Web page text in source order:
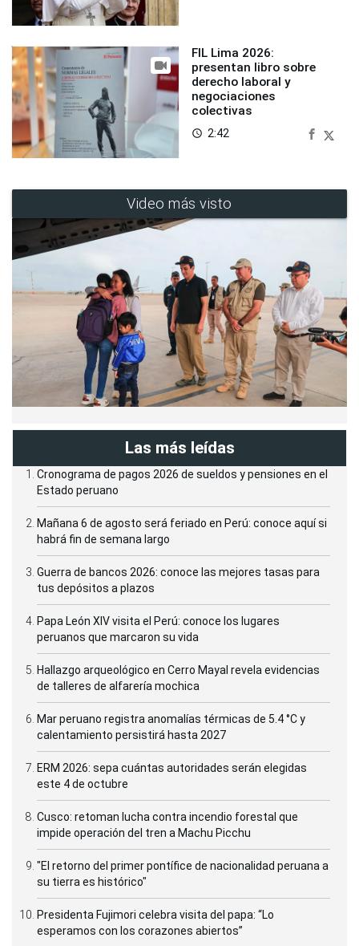
FIL Lima 2026:
presentan libro sobre
derecho laboral y
negociaciones
colectivas
access_time 2:42
Video más visto
Las más leídas
Cronograma de pagos 2026 de sueldos y pensiones en el
Estado peruano
Mañana 6 de agosto será feriado en Perú: conoce aquí si
habrá fin de semana largo
Guerra de bancos 2026: conoce las mejores tasas para
tus depósitos a plazos
Papa León XIV visita el Perú: conoce los lugares
peruanos que marcaron su vida
Hallazgo arqueológico en Cerro Mayal revela evidencias
de talleres de alfarería mochica
Mar peruano registra anomalías térmicas de 5.4 °C y
calentamiento persistirá hasta 2027
ERM 2026: sepa cuántas autoridades serán elegidas
este 4 de octubre
Cusco: retoman lucha contra incendio forestal que
impide operación del tren a Machu Picchu
"El retorno del primer pontífice de nacionalidad peruana a
su tierra es histórico"
Presidenta Fujimori celebra visita del papa: “Lo
esperamos con los corazones abiertos”